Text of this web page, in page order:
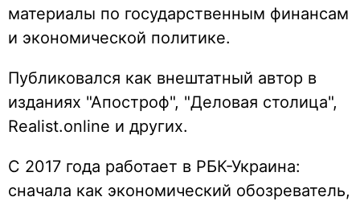
материалы по государственным финансам
и экономической политике.
Публиковался как внештатный автор в
изданиях "Апостроф", "Деловая столица",
Realist.online и других.
С 2017 года работает в РБК-Украина:
сначала как экономический обозреватель,